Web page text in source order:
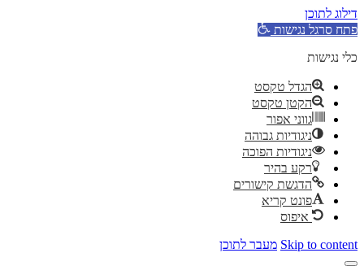
דילוג לתוכן
פתח סרגל נגישות
כלי נגישות
הגדל טקסט
הקטן טקסט
גווני אפור
ניגודיות גבוהה
ניגודיות הפוכה
רקע בהיר
הדגשת קישורים
פונט קריא
איפוס
Skip to content מעבר לתוכן